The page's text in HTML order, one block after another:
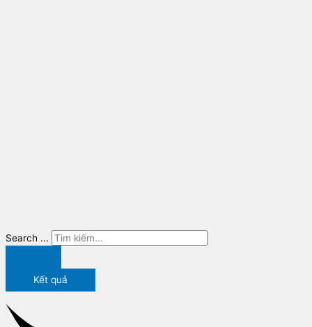
Search ...
Kết quả